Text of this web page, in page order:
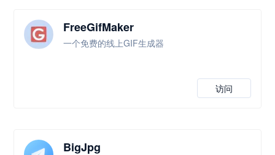
FreeGifMaker
一个免费的线上GIF生成器
访问
BigJpg